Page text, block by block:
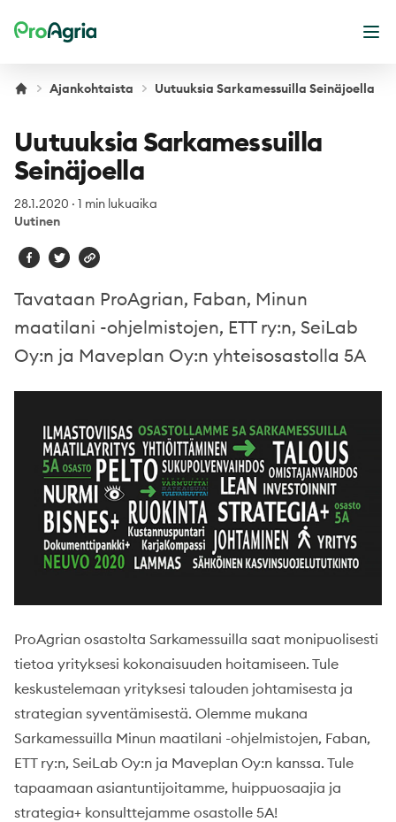
ProAgria
Ajankohtaista Uutuuksia Sarkamessuilla Seinäjoella
Uutuuksia Sarkamessuilla
Seinäjoella
28.1.2020 · 1 min lukuaika
Uutinen
Tavataan ProAgrian, Faban, Minun
maatilani -ohjelmistojen, ETT ry:n, SeiLab
Oy:n ja Maveplan Oy:n yhteisosastolla 5A
ProAgrian osastolta Sarkamessuilla saat monipuolisesti
tietoa yrityksesi kokonaisuuden hoitamiseen. Tule
keskustelemaan yrityksesi talouden johtamisesta ja
strategian syventämisestä. Olemme mukana
Sarkamessuilla Minun maatilani -ohjelmistojen, Faban,
ETT ry:n, SeiLab Oy:n ja Maveplan Oy:n kanssa. Tule
tapaamaan asiantuntijoitamme, huippuosaajia ja
strategia+ konsulttejamme osastolle 5A!